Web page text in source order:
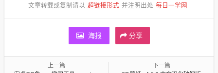
文章转载或复制请以 超链接形式 并注明出处 每日一学网
海报 分享
上一篇 下一篇